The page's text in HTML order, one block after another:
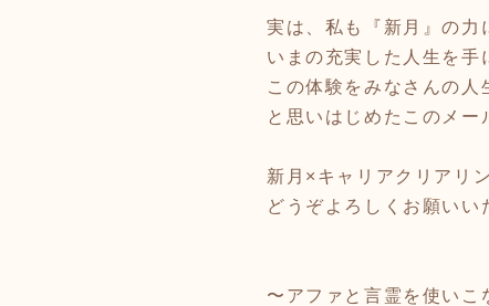
実は、私も『新月』の力
いまの充実した人生を手
この体験をみなさんの人
と思いはじめたこのメー
新月×キャリアクリアリ
どうぞよろしくお願いい
〜アファと言霊を使いこ